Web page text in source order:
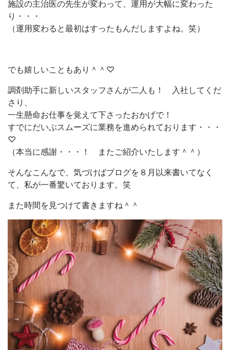
施設の主治医の先生が変わって、運用が大幅に変わった
り・・・
（運用変わると最初はすったもんだしますよね。笑）
でも嬉しいこともあり＾＾♡
調剤助手に新しいスタッフさんが二人も！ 入社してくだ
さり、
一生懸命お仕事を覚えて下さったおかげで！
すでにだいぶスムーズに業務を進められております・・・
♡
（本当に感謝・・・！ またご紹介いたします＾＾）
そんなこんなで、気づけばブログを８月以来書いてなく
て、私が一番驚いております。笑
また時間を見つけて書きますね＾＾